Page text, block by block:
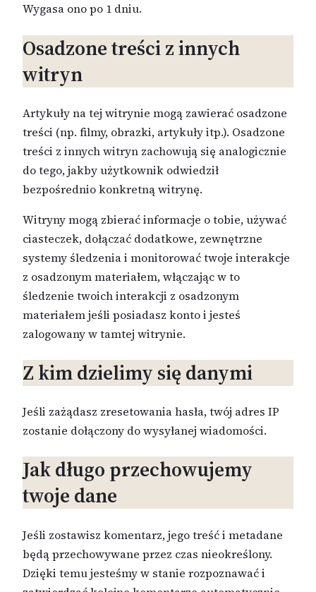
Wygasa ono po 1 dniu.
Osadzone treści z innych
witryn
Artykuły na tej witrynie mogą zawierać osadzone
treści (np. filmy, obrazki, artykuły itp.). Osadzone
treści z innych witryn zachowują się analogicznie
do tego, jakby użytkownik odwiedził
bezpośrednio konkretną witrynę.
Witryny mogą zbierać informacje o tobie, używać
ciasteczek, dołączać dodatkowe, zewnętrzne
systemy śledzenia i monitorować twoje interakcje
z osadzonym materiałem, włączając w to
śledzenie twoich interakcji z osadzonym
materiałem jeśli posiadasz konto i jesteś
zalogowany w tamtej witrynie.
Z kim dzielimy się danymi
Jeśli zażądasz zresetowania hasła, twój adres IP
zostanie dołączony do wysyłanej wiadomości.
Jak długo przechowujemy
twoje dane
Jeśli zostawisz komentarz, jego treść i metadane
będą przechowywane przez czas nieokreślony.
Dzięki temu jesteśmy w stanie rozpoznawać i